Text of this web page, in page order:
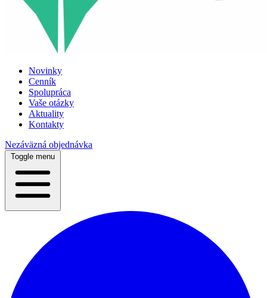
Novinky
Cenník
Spolupráca
Vaše otázky
Aktuality
Kontakty
Nezáväzná objednávka
Toggle menu